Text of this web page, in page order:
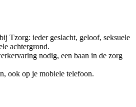
Tzorg: ieder geslacht, geloof, seksuele
achtergrond.
nodig, een baan in de zorg
ook op je mobiele telefoon.